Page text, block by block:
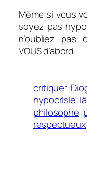
Même si vous
soyez pas
n’oubliez pas
VOUS d’abord.
critiquer
hypocrisie
philosophe
respectueux